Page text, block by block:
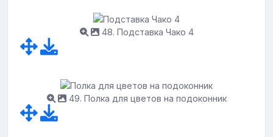
48. Подставка Чако 4
49. Полка для цветов на подоконник